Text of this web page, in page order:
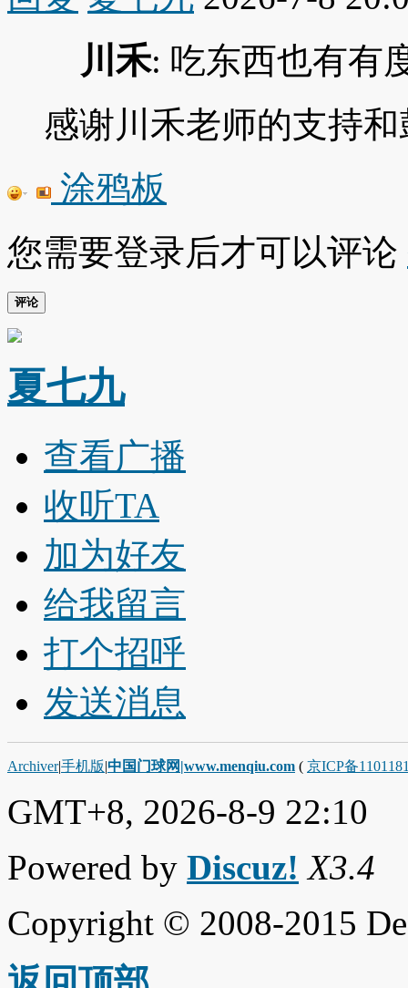
川禾: 吃东西也有有
感谢川禾老师的支持
涂鸦板
您需要登录后才可以评论
评论
夏七九
查看广播
收听TA
加为好友
给我留言
打个招呼
发送消息
Archiver|手机版|中国门球网|www.menqiu.com ( 京ICP备
GMT+8, 2026-8-9 22:10
Powered by Discuz! X3.4
Copyright © 2008-2015